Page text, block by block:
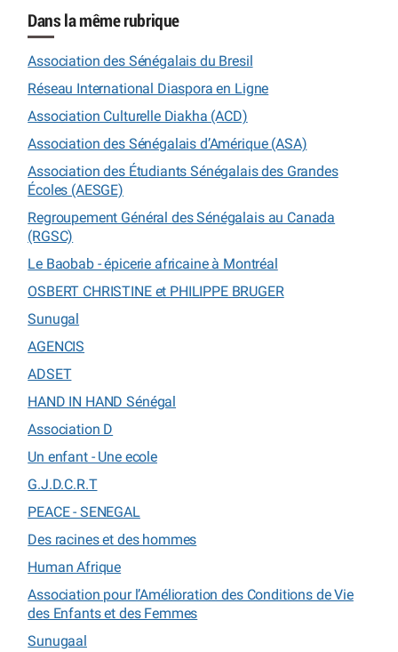
Dans la même rubrique
Association des Sénégalais du Bresil
Réseau International Diaspora en Ligne
Association Culturelle Diakha (ACD)
Association des Sénégalais d’Amérique (ASA)
Association des Étudiants Sénégalais des Grandes
Écoles (AESGE)
Regroupement Général des Sénégalais au Canada
(RGSC)
Le Baobab - épicerie africaine à Montréal
OSBERT CHRISTINE et PHILIPPE BRUGER
Sunugal
AGENCIS
ADSET
HAND IN HAND Sénégal
Association D
Un enfant - Une ecole
G.J.D.C.R.T
PEACE - SENEGAL
Des racines et des hommes
Human Afrique
Association pour l’Amélioration des Conditions de Vie
des Enfants et des Femmes
Sunugaal